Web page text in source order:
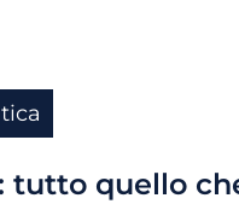
tutto quello